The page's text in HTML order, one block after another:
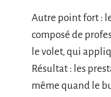
Autre point fort :
composé de
le volet, qui
Résultat : les
même quand le